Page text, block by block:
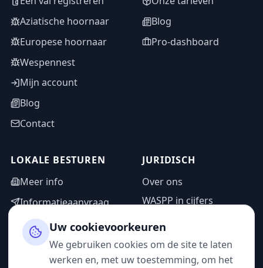
Aziatische hoornaar
Europese hoornaar
Wespennest
Mijn account
Blog
Contact
Blog
Pro-dashboard
LOKALE BESTUREN
Meer info
Informatieaanvraag
Adminzone
JURIDISCH
Over ons
WASPP in cijfers
Privacybeleid
Gebruiksvoorwaarden
Uw cookievoorkeuren
We gebruiken cookies om de site te laten
werken en, met uw toestemming, om het